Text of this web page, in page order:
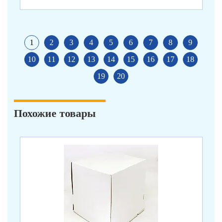
1 2 3 4 5 6 7 8
9
10
11 12 13 14 15 16 17
18
19
20
Похожие товары